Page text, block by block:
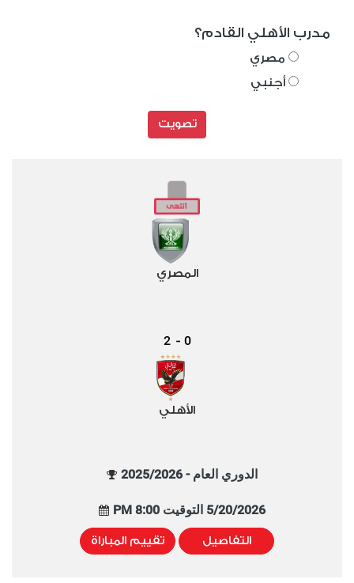
مدرب الأهلي القادم؟
مصري
أجنبي
تصويت
المصري
0
-
2
الأهلي
الدوري العام - 2025/2026
5/20/2026 التوقيت 8:00 PM
التفاصيل تقييم المباراة